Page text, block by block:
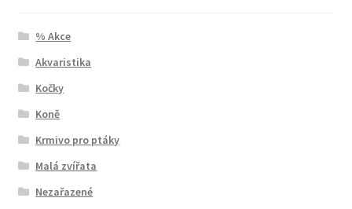
% Akce
Akvaristika
Kočky
Koně
Krmivo pro ptáky
Malá zvířata
Nezařazené